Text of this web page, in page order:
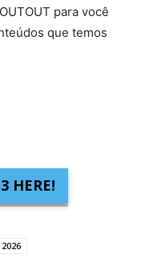
para você
que temos
HERE!